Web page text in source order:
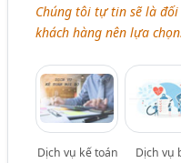
Chúng tôi tự tin sẽ là
khách hàng nên lựa
Dịch vụ kế toán
Dịch vụ